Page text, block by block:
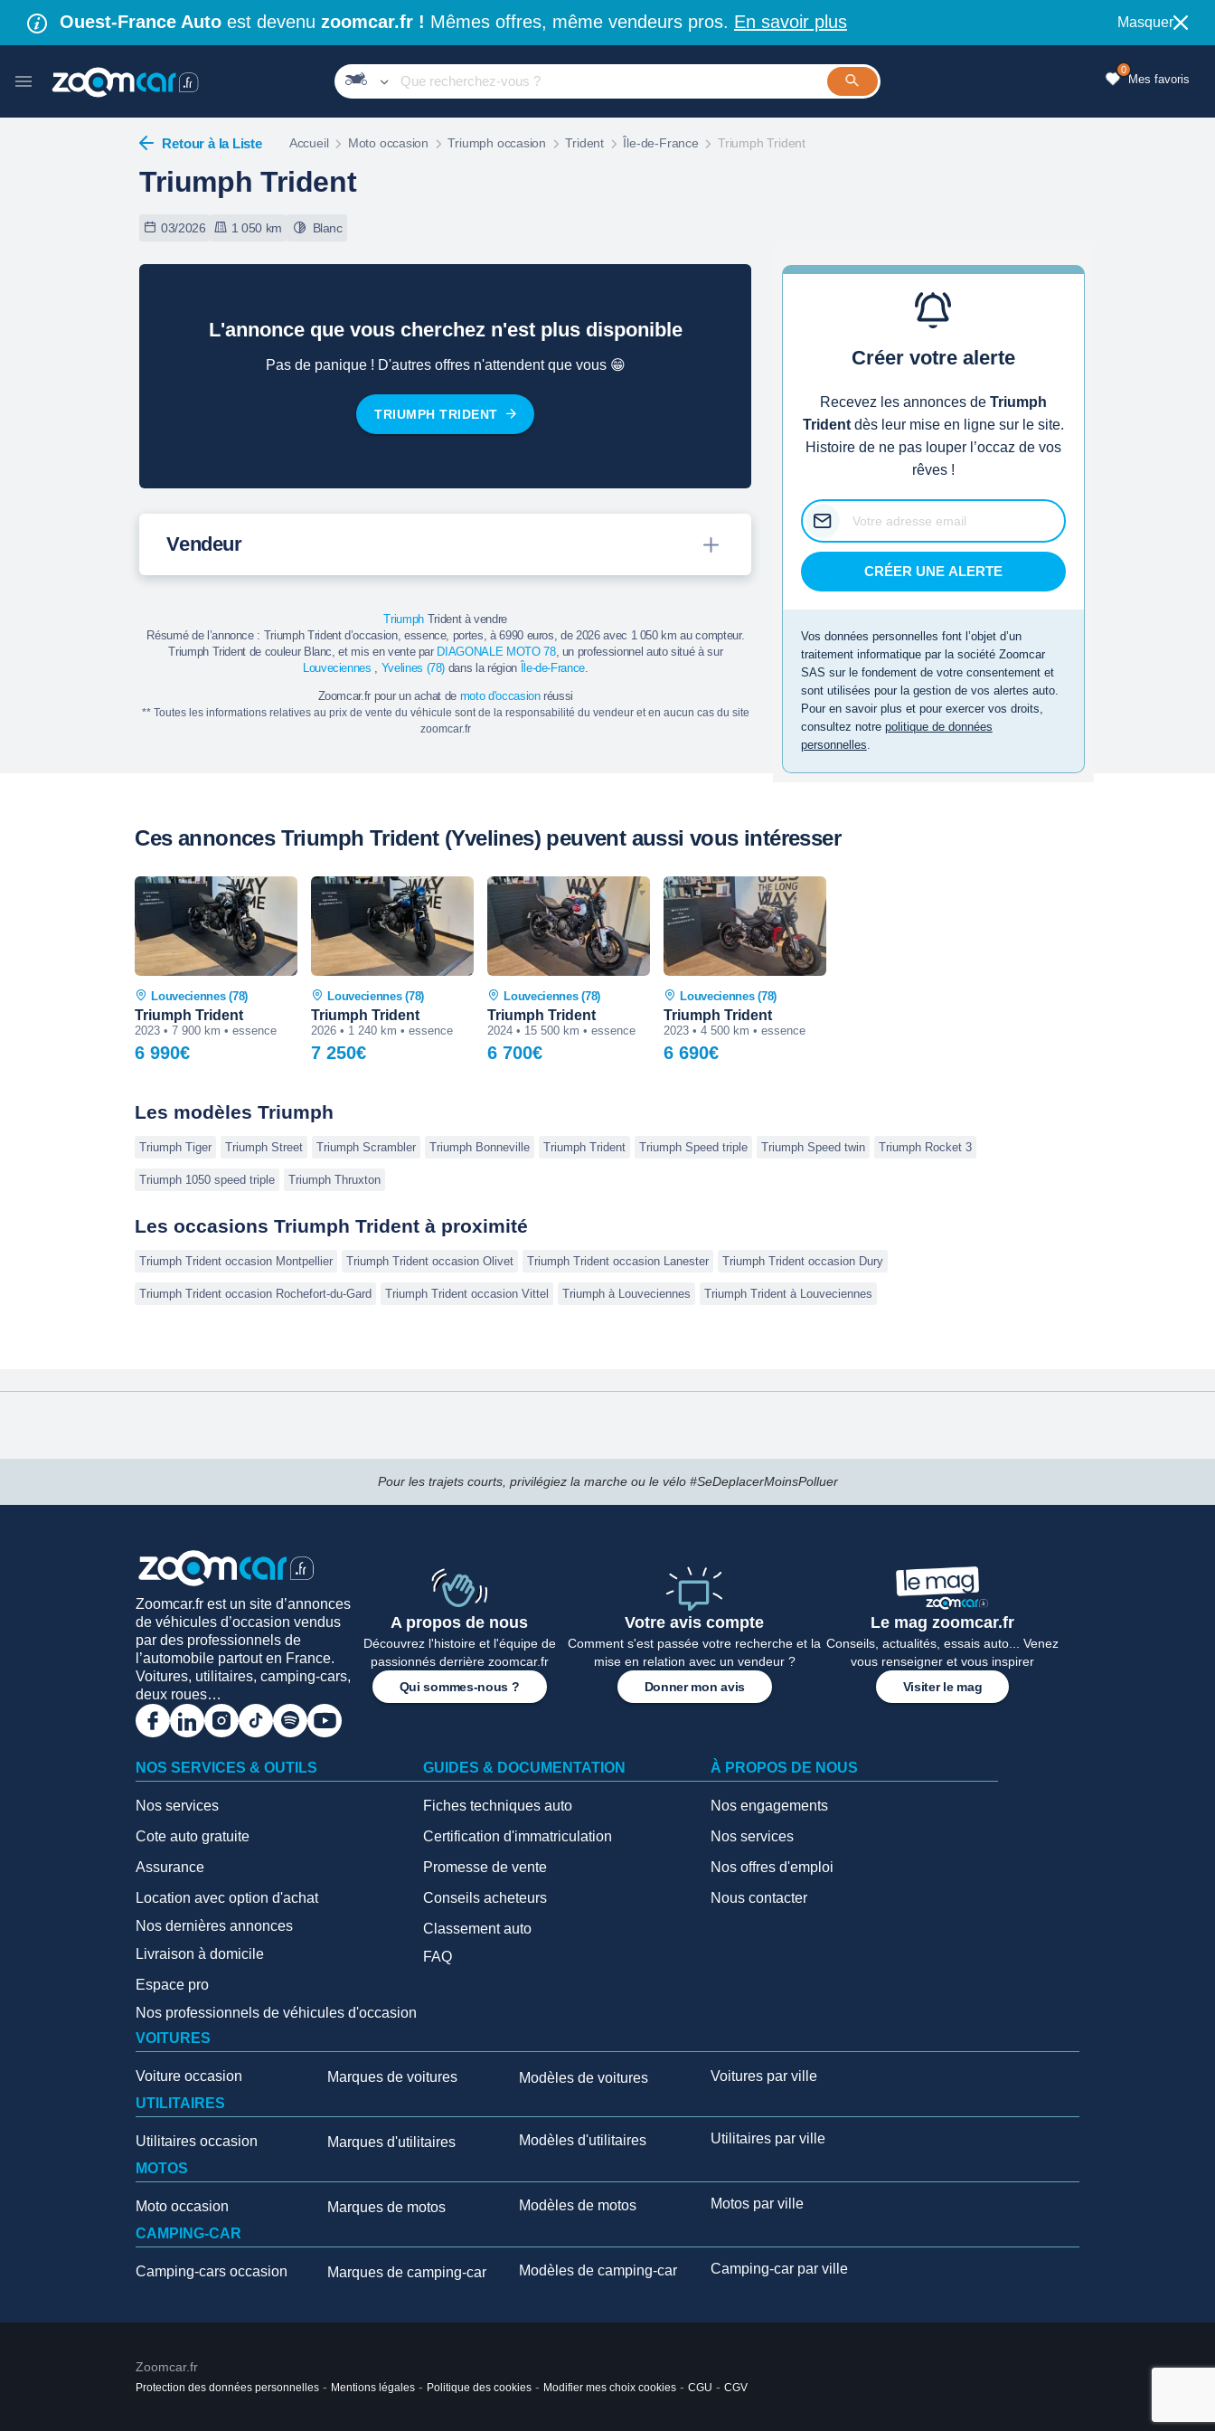
Ouest-France Auto est devenu zoomcar.fr ! Mêmes offres, même vendeurs pros. En savoir plus Masquer
Mes favoris
0
Retour à la Liste Accueil Moto occasion Triumph occasion Trident Île-de-France Triumph Trident
Triumph Trident
03/2026 1 050 km Blanc
L'annonce que vous cherchez n'est plus disponible
Pas de panique ! D'autres offres n'attendent que vous 😁
TRIUMPH TRIDENT
Créer votre alerte
Recevez les annonces de Triumph
Tridentdès leur mise en ligne sur le site.
Histoire de ne pas louper l’occaz de vos
rêves !
CRÉER UNE ALERTE
Vos données personnelles font l’objet d’un
traitement informatique par la société Zoomcar
SAS sur le fondement de votre consentement et
sont utilisées pour la gestion de vos alertes auto.
Pour en savoir plus et pour exercer vos droits,
consultez notre politique de données
personnelles.
Vendeur
Triumph Trident à vendre
Résumé de l’annonce : Triumph Trident d’occasion, essence, portes, à 6990 euros, de 2026 avec 1 050 km au compteur.
Triumph Trident de couleur Blanc, et mis en vente par DIAGONALE MOTO 78, un professionnel auto situé à sur
Louveciennes
Yvelines (78) dans la région Île-de-France
Zoomcar.fr pour un achat de moto d'occasionréussi
** Toutes les informations relatives au prix de vente du véhicule sont de la responsabilité du vendeur et en aucun cas du site
zoomcar.fr
Ces annonces Triumph Trident (Yvelines) peuvent aussi vous intéresser
Louveciennes (78)
Triumph Trident
2023 • 7 900 km • essence
6 990€
Louveciennes (78)
Triumph Trident
2026 • 1 240 km • essence
7 250€
Louveciennes (78)
Triumph Trident
2024 • 15 500 km • essence
6 700€
Louveciennes (78)
Triumph Trident
2023 • 4 500 km • essence
6 690€
Les modèles Triumph
Triumph Tiger Triumph Street Triumph Scrambler Triumph Bonneville Triumph Trident Triumph Speed triple Triumph Speed twin Triumph Rocket 3
Triumph 1050 speed triple Triumph Thruxton
Les occasions Triumph Trident à proximité
Triumph Trident occasion Montpellier Triumph Trident occasion Olivet Triumph Trident occasion Lanester Triumph Trident occasion Dury
Triumph Trident occasion Rochefort-du-Gard Triumph Trident occasion Vittel Triumph à Louveciennes Triumph Trident à Louveciennes
Pour les trajets courts, privilégiez la marche ou le vélo #SeDeplacerMoinsPolluer
Zoomcar.fr est un site d’annonces
de véhicules d’occasion vendus
par des professionnels de
l’automobile partout en France.
Voitures, utilitaires, camping-cars,
deux roues…
A propos de nous
Découvrez l'histoire et l'équipe de
passionnés derrière zoomcar.fr
Qui sommes-nous ?
Votre avis compte
Comment s'est passée votre recherche et la
mise en relation avec un vendeur ?
Donner mon avis
Le mag zoomcar.fr
Conseils, actualités, essais auto... Venez
vous renseigner et vous inspirer
Visiter le mag
NOS SERVICES & OUTILS
Nos services
Cote auto gratuite
Assurance
Location avec option d'achat
Nos dernières annonces
Livraison à domicile
Espace pro
Nos professionnels de véhicules d'occasion
GUIDES & DOCUMENTATION
Fiches techniques auto
Certification d'immatriculation
Promesse de vente
Conseils acheteurs
Classement auto
FAQ
À PROPOS DE NOUS
Nos engagements
Nos services
Nos offres d'emploi
Nous contacter
VOITURES
Voiture occasion Marques de voitures Modèles de voitures
Voitures par ville
UTILITAIRES
Utilitaires occasion Marques d'utilitaires Modèles d'utilitaires
Utilitaires par ville
MOTOS
Moto occasion Marques de motos Modèles de motos
Motos par ville
CAMPING-CAR
Camping-cars occasion Marques de camping-car Modèles de camping-car Camping-car par ville
Zoomcar.fr
Protection des données personnelles - Mentions légales - Politique des cookies - Modifier mes choix cookies -CGU -CGV